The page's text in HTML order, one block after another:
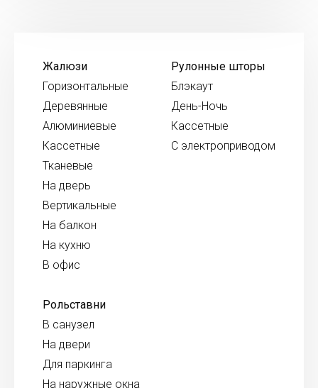
Жалюзи
Горизонтальные
Деревянные
Алюминиевые
Кассетные
Тканевые
На дверь
Вертикальные
На балкон
На кухню
В офис
Рулонные шторы
Блэкаут
День-Ночь
Кассетные
С электроприводом
Рольставни
В санузел
На двери
Для паркинга
На наружные окна